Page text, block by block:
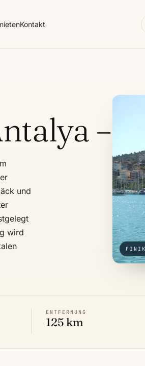
Kontakt
–
und
wird
ENTFERNUNG
125 km